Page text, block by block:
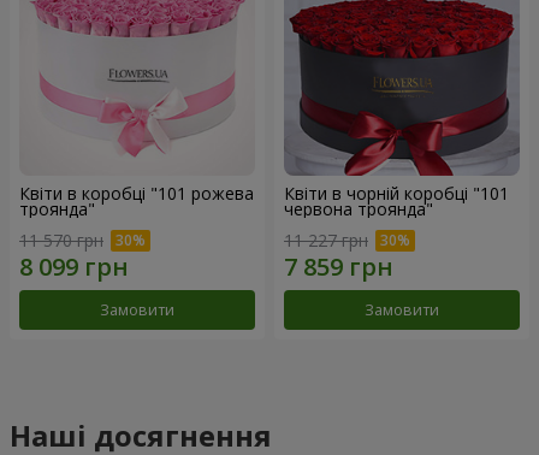
Квіти в коробці "101 рожева
троянда"
11 570 грн
Замовити
Квіти в чорній коробці "101
червона троянда"
11 227 грн
Замовити
Наші досягнення